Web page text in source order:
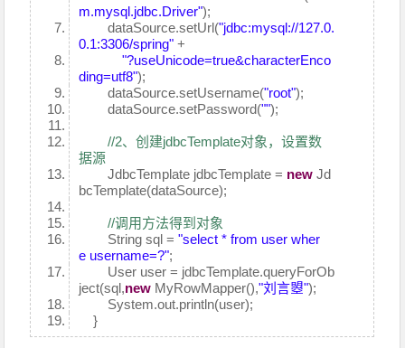
m.mysql.jdbc.Driver");
dataSource.setUrl("jdbc:mysql://127.0.
0.1:3306/spring" +
"?useUnicode=true&characterEnco
ding=utf8");
dataSource.setUsername("root");
dataSource.setPassword("");
//2、创建jdbcTemplate对象，设置数
据源
JdbcTemplate jdbcTemplate = new Jd
bcTemplate(dataSource);
//调用方法得到对象
String sql ="select * from user wher
e username=?";
User user = jdbcTemplate.queryForOb
ject(sql,new MyRowMapper(),"刘言曌");
System.out.println(user);
}